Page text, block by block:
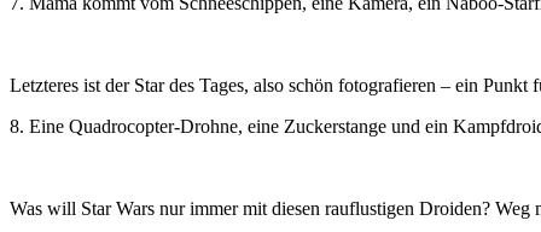
Letzteres ist der Star des Tages, also schön fotografieren – ein Punkt
8. Eine Quadrocopter-Drohne, eine Zuckerstange und ein
Was will Star Wars nur immer mit diesen rauflustigen Droiden?